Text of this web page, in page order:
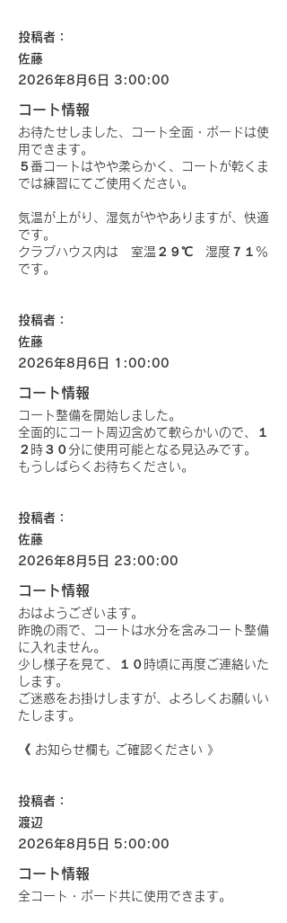
投稿者：
佐藤
2026年8月6日 3:00:00
コート情報
お待たせしました、コート全面・ボードは使
用できます。
５番コートはやや柔らかく、コートが乾くま
では練習にてご使用ください。
気温が上がり、湿気がややありますが、快適
です。
クラブハウス内は 室温２９℃ 湿度７１％
です。
投稿者：
佐藤
2026年8月6日 1:00:00
コート情報
コート整備を開始しました。
全面的にコート周辺含めて軟らかいので、１
２時３０分に使用可能となる見込みです。
もうしばらくお待ちください。
投稿者：
佐藤
2026年8月5日 23:00:00
コート情報
おはようございます。
昨晩の雨で、コートは水分を含みコート整備
に入れません。
少し様子を見て、１０時頃に再度ご連絡いた
します。
ご迷惑をお掛けしますが、よろしくお願いい
たします。
《 お知らせ欄も ご確認ください 》
投稿者：
渡辺
2026年8月5日 5:00:00
コート情報
全コート・ボード共に使用できます。